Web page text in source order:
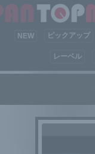
NEW ピックアップ
レーベル